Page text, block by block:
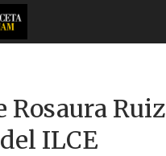
Rosaura Ruiz
ILCE